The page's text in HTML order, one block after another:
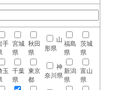
手 宮城
県
秋田
県
山
形県
福島
県
茨城
県
玉 千葉
県
東京
都
神
奈川県
新潟
県
富山
県